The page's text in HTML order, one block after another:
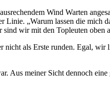
Wind Warten
„Warum lassen die
wir mit den Topleuten oben
als Erste runden. Egal,
Aus meiner Sicht dennoch